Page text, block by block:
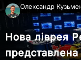
Олександр
Нова ліврея
представлена